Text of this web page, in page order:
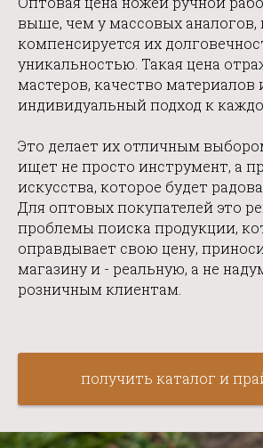
выше, чем у массовых аналогов,
компенсируется их
уникальностью. Такая цена
мастеров, качество материалов
индивидуальный подход к
Это делает их отличным
ищет не просто инструмент, а
искусства, которое будет
Для оптовых покупателей это
проблемы поиска продукции,
оправдывает свою цену,
магазину и - реальную, а не
розничным клиентам.
получить каталог и